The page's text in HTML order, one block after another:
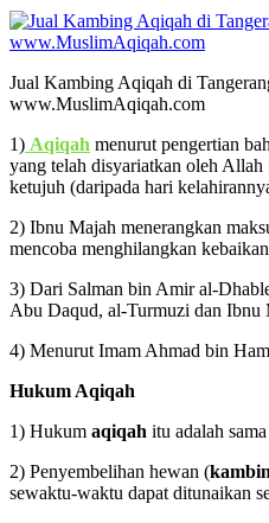
Jual Kambing Aqiqah di
www.MuslimAqiqah.com
1) Aqiqah menurut pengertian
yang telah disyariatkan oleh Allah
ketujuh (daripada hari
2) Ibnu Majah menerangkan
mencoba menghilangkan
3) Dari Salman bin Amir al-
Abu Daqud, al-Turmuzi dan Ibnu
4) Menurut Imam Ahmad bin
Hukum Aqiqah
1) Hukum aqiqah itu adalah
2) Penyembelihan hewan (
sewaktu-waktu dapat ditunaikan